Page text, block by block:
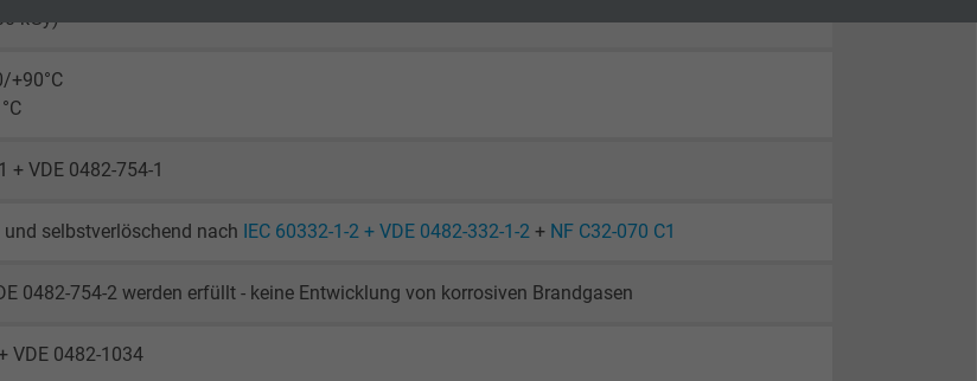
Google für Website-Analysen.
Daten darüber, wie der
Google für Website-Analysen.
kGy)
+90°C
+ VDE 0482-754-1
selbstverlöschend nach IEC 60332-1-2 + VDE 0482-332-1-2 + NF C32-070 C1
0482-754-2 werden erfüllt - keine Entwicklung von korrosiven Brandgasen
VDE 0482-1034